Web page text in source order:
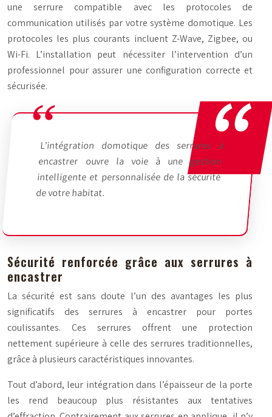
une serrure compatible avec les protocoles de
communication utilisés par votre système domotique. Les
protocoles les plus courants incluent Z-Wave, Zigbee, ou
Wi-Fi. L’installation peut nécessiter l’intervention d’un
professionnel pour assurer une configuration correcte et
sécurisée.
L’intégration domotique des serrures à
encastrer ouvre la voie à une gestion
intelligente et personnalisée de la sécurité
de votre habitat.
Sécurité renforcée grâce aux serrures à
encastrer
La sécurité est sans doute l’un des avantages les plus
significatifs des serrures à encastrer pour portes
coulissantes. Ces serrures offrent une protection
nettement supérieure à celle des serrures traditionnelles,
grâce à plusieurs caractéristiques innovantes.
Tout d’abord, leur intégration dans l’épaisseur de la porte
les rend beaucoup plus résistantes aux tentatives